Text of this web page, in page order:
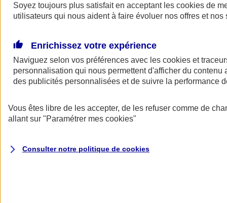
AXA Assurance
Soyez toujours plus satisfait en acceptant les cookies de
utilisateurs qui nous aident à faire évoluer nos offres et nos
Enrichissez votre expérience
Naviguez selon vos préférences avec les cookies et
personnalisation qui nous permettent d'afficher du contenu
des publicités personnalisées et de suivre la performance
Vous êtes libre de les accepter, de les refuser comme de
allant sur "Paramétrer mes cookies"
Consulter notre politique de cookies